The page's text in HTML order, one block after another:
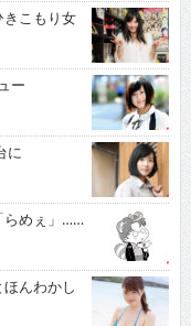
こもり女
ー
に
らめぇ」……
んわかし